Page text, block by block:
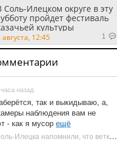
Соль-Илецком округе в эту
пройдет фестиваль
культуры
августа, 12:45 1
назад
так и выкидываю, а,
наблюдения вам не
- как я мусор ещё
Жителям Соль-Илецка напомнили, что ветки от деревьев нельзя оставлять на площадках ТКО | Новости Соль-Илецка